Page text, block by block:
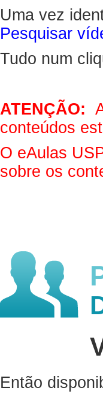
Uma vez
Pesquisar
Tudo num
ATENÇÃO:
conteúdos
O eAulas
sobre os
Então